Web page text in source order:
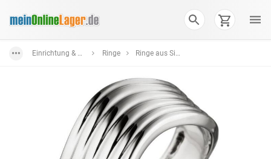
Einrichtung & Wohnaccessoires Ringe Ringe aus Silber in verschiedenen Farben und Formen